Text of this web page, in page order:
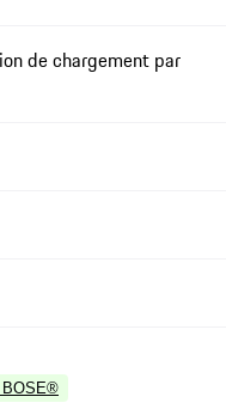
de chargement par
BOSE®